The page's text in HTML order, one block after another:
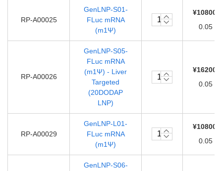
RP-A00025
GenLNP-S01-
FLuc mRNA
(m1Ψ)
0.05
RP-A00026
GenLNP-S05-
FLuc mRNA
(m1Ψ) - Liver
Targeted
(20DODAP
LNP)
0.05
RP-A00029
GenLNP-L01-
FLuc mRNA
(m1Ψ)
0.05
GenLNP-S06-